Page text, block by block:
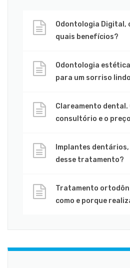
Odontologia Digital,
quais benefícios?
Odontologia
para um sorriso lindo
Clareamento dental.
consultório e o
Implantes
desse tratamento?
Tratamento
como e porque